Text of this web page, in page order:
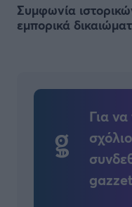
Συμφωνία
εμπορικά
Για